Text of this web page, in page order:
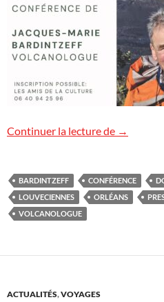
Continuer la lecture de →
BARDINTZEFF CONFÉRENCE
LOUVECIENNES
ORLÉANS
VOLCANOLOGUE
ACTUALITÉS,VOYAGES